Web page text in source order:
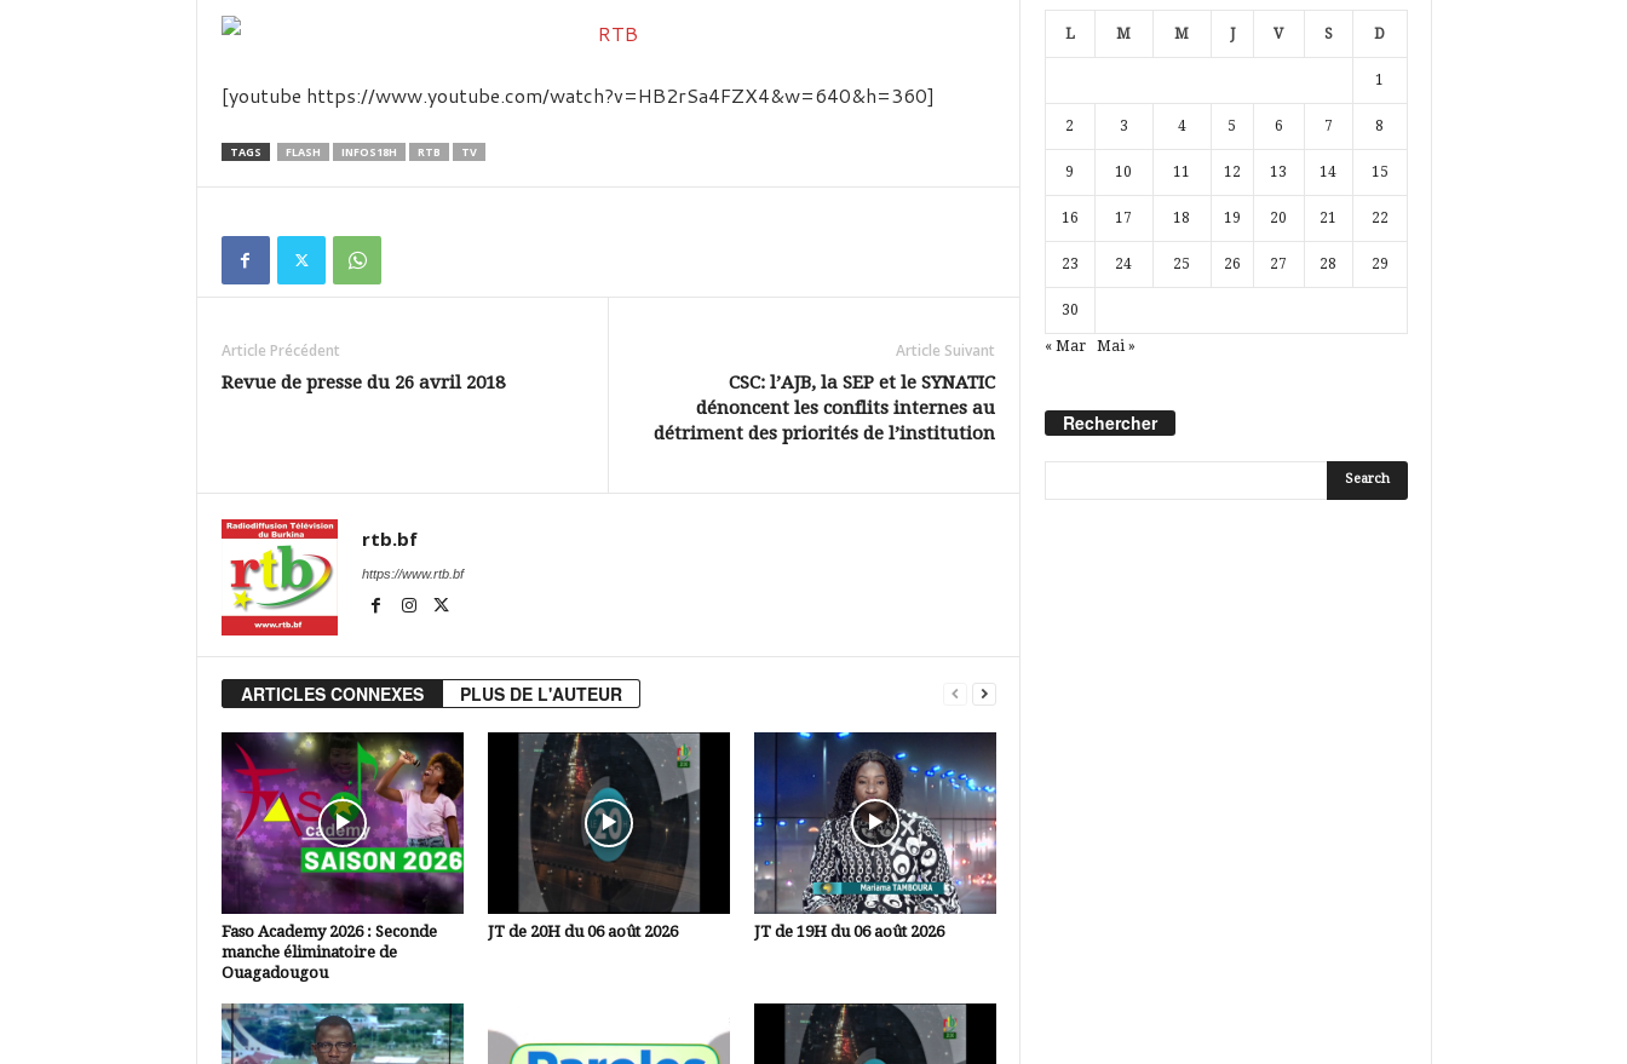
d
k
[youtube https://www.youtube.com/watch?v=HB2rSa4FZX4&w=640&h=360]
TAGS FLASH INFOS18H RTB TV
Article Précédent
Revue de presse du 26 avril 2018
Article Suivant
CSC: l’AJB, la SEP et le SYNATIC
dénoncent les conflits internes au
détriment des priorités de l’institution
rtb.bf
https://www.rtb.bf
ARTICLES CONNEXES PLUS DE L'AUTEUR
Faso Academy 2026 : Seconde
manche éliminatoire de
Ouagadougou
JT de 20H du 06 août 2026 JT de 19H du 06 août 2026
L M M J V S D
1
2 3 4 5 6 7 8
9 10 11 12 13 14 15
16 17 18 19 20 21 22
23 24 25 26 27 28 29
30
« Mar Mai »
Rechercher